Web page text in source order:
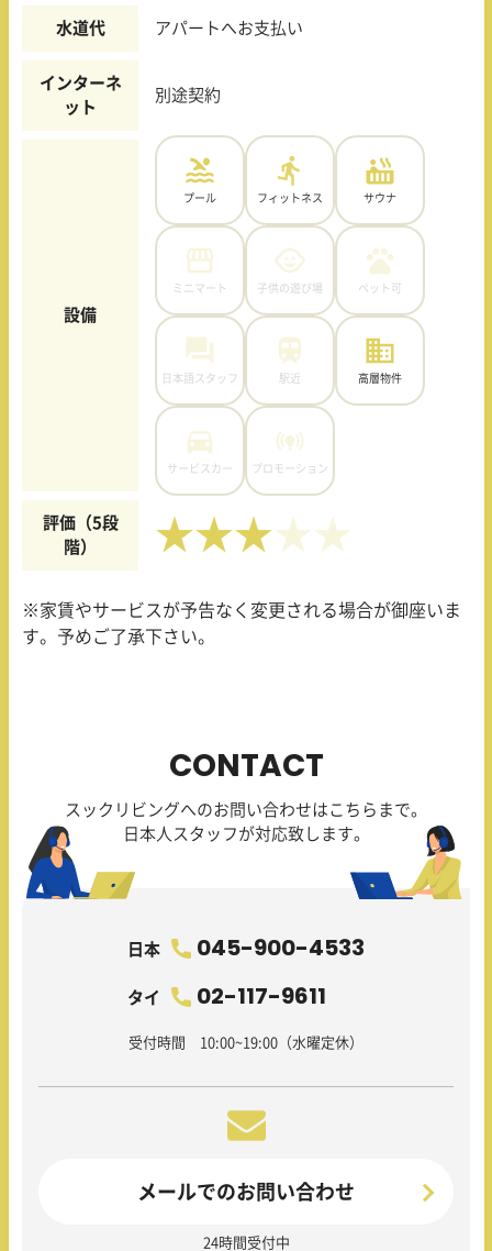
水道代 アパートへお支払い
インターネ
ット
別途契約
設備
プール フィットネス サウナ
ミニマート 子供の遊び場 ペット可
日本語スタッフ 駅近 高層物件
サービスカー プロモーション
評価（5段
階）
★★★
※家賃やサービスが予告なく変更される場合が御座いま
す。予めご了承下さい。
CONTACT
スックリビングへのお問い合わせはこちらまで。
日本人スタッフが対応致します。
日本 045-900-4533
タイ 02-117-9611
受付時間 10:00~19:00（水曜定休）
メールでのお問い合わせ
24時間受付中